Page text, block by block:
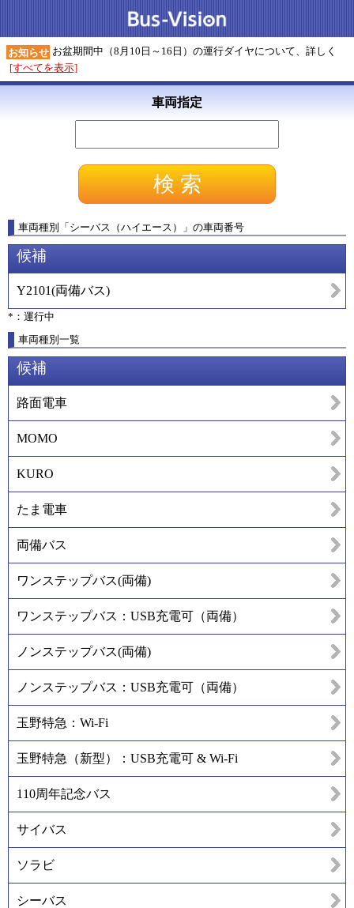
お知らせ お盆期間中（8月10日～16日）の運行ダイヤについて、詳しく
[すべてを表示]
車両指定
車両種別 「シーバス（ハイエース） 」 の車両番号
候補
Y2101(両備バス)
*：運行中
車両種別一覧
候補
路面電車
MOMO
KURO
たま電車
両備バス
ワンステップバス(両備)
ワンステップバス：USB充電可（両備）
ノンステップバス(両備)
ノンステップバス：USB充電可（両備）
玉野特急：Wi-Fi
玉野特急（新型）：USB充電可 & Wi-Fi
110周年記念バス
サイバス
ソラビ
シーバス